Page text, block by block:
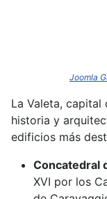
Joomla
La Valeta,
historia y
edificios más
Concatedral
XVI por los